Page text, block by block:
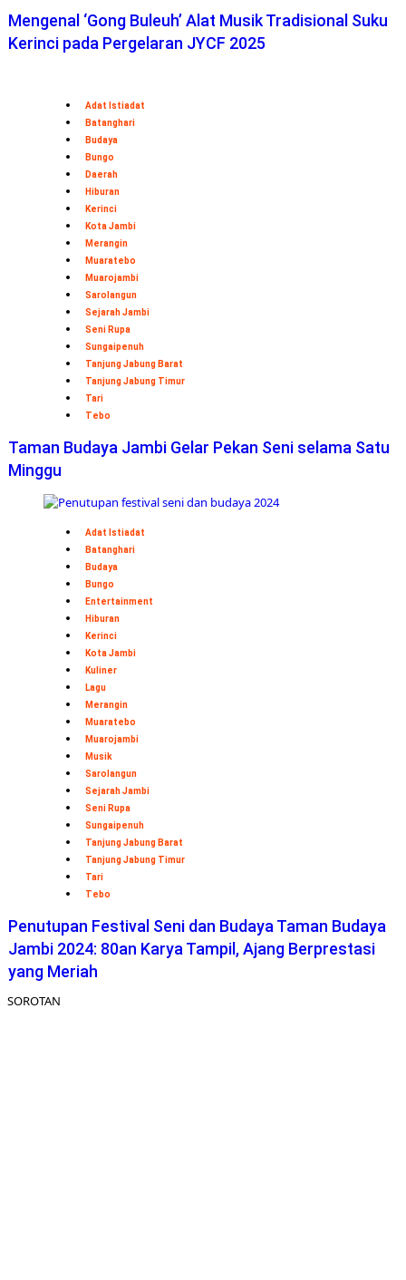
Mengenal ‘Gong Buleuh’ Alat Musik Tradisional Suku
Kerinci pada Pergelaran JYCF 2025
Adat Istiadat
Batanghari
Budaya
Bungo
Daerah
Hiburan
Kerinci
Kota Jambi
Merangin
Muaratebo
Muarojambi
Sarolangun
Sejarah Jambi
Seni Rupa
Sungaipenuh
Tanjung Jabung Barat
Tanjung Jabung Timur
Tari
Tebo
Taman Budaya Jambi Gelar Pekan Seni selama Satu
Minggu
Adat Istiadat
Batanghari
Budaya
Bungo
Entertainment
Hiburan
Kerinci
Kota Jambi
Kuliner
Lagu
Merangin
Muaratebo
Muarojambi
Musik
Sarolangun
Sejarah Jambi
Seni Rupa
Sungaipenuh
Tanjung Jabung Barat
Tanjung Jabung Timur
Tari
Tebo
Penutupan Festival Seni dan Budaya Taman Budaya
Jambi 2024: 80an Karya Tampil, Ajang Berprestasi
yang Meriah
SOROTAN